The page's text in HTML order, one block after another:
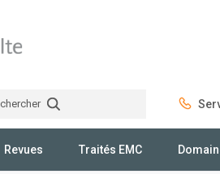
Revues Traités EMC